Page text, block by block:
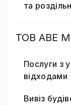
та
ТОВ AВE
Послуги з
відходами
Вивіз